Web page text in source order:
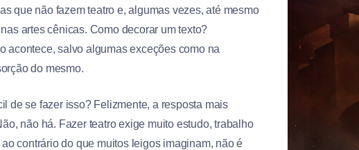
que não fazem teatro e, algumas vezes, até mesmo
artes cênicas. Como decorar um texto?
acontece, salvo algumas exceções como na
do mesmo.
de se fazer isso? Felizmente, a resposta mais
não há. Fazer teatro exige muito estudo, trabalho
contrário do que muitos leigos imaginam, não é